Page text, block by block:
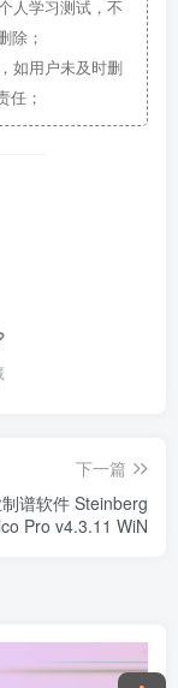
人学习测试，不
除；
如用户未及时删
任；
下一篇
谱软件 Steinberg
Pro v4.3.11 WiN